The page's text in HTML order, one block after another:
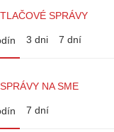
SPRÁVY
3 dni 7 dní
NA SME
7 dní